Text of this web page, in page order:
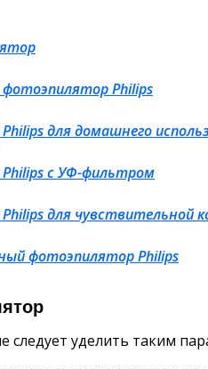
Philips
для домашнего
с УФ-фильтром
для чувствительной
фотоэпилятор Philips
следует уделить таким